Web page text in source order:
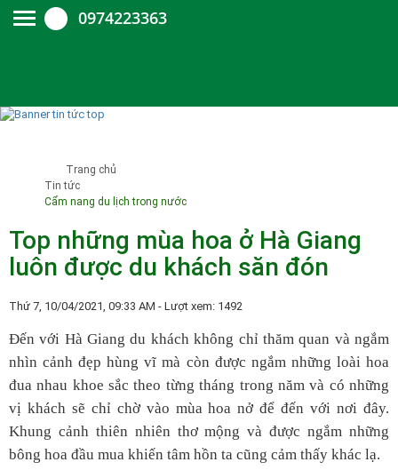
0974223363
Trang chủ
Tin tức
Cẩm nang du lịch trong nước
Top những mùa hoa ở Hà Giang
luôn được du khách săn đón
Thứ 7, 10/04/2021, 09:33 AM - Lượt xem: 1492
Đến với Hà Giang du khách không chỉ thăm quan và ngắm
nhìn cảnh đẹp hùng vĩ mà còn được ngắm những loài hoa
đua nhau khoe sắc theo từng tháng trong năm và có những
vị khách sẽ chỉ chờ vào mùa hoa nở để đến với nơi đây.
Khung cảnh thiên nhiên thơ mộng và được ngắm những
bông hoa đầu mua khiến tâm hồn ta cũng cảm thấy khác lạ.